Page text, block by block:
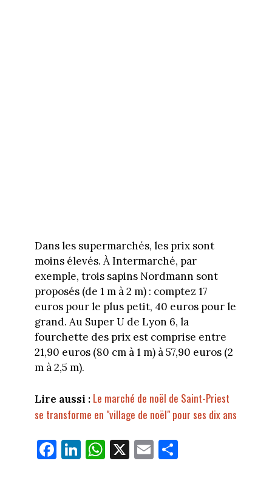
Dans les supermarchés, les prix sont
moins élevés. À Intermarché, par
exemple, trois sapins Nordmann sont
proposés (de 1 m à 2 m) : comptez 17
euros pour le plus petit, 40 euros pour le
grand. Au Super U de Lyon 6, la
fourchette des prix est comprise entre
21,90 euros (80 cm à 1 m) à 57,90 euros (2
m à 2,5 m).
Lire aussi : Le marché de noël de Saint-Priest
se transforme en "village de noël" pour ses dix ans
Fa
ce
Li
nk
W
ha
X E
m
Pa
rt